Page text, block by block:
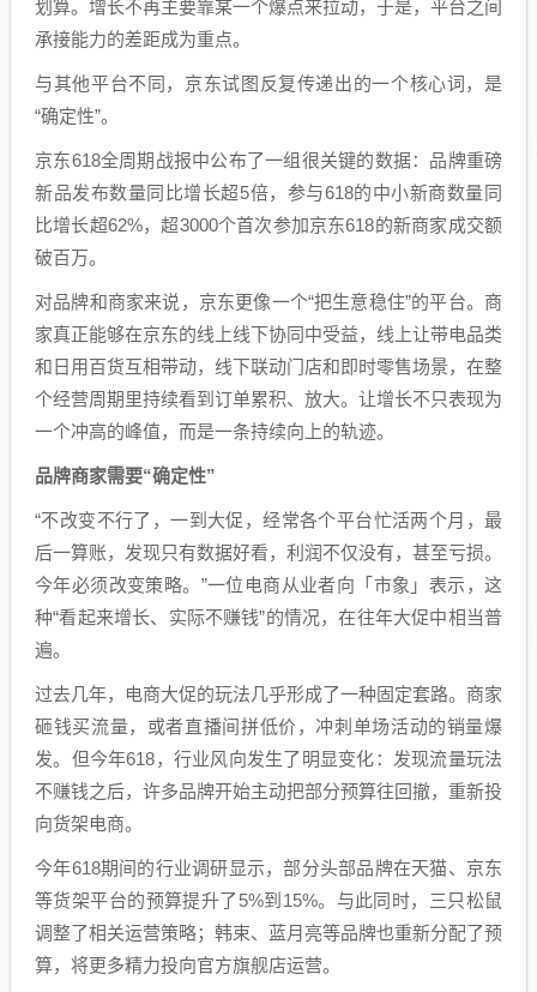
划算。增长不再主要靠某一个爆点来拉动，于是，平台之间
承接能力的差距成为重点。
与其他平台不同，京东试图反复传递出的一个核心词，是
“确定性”。
京东618全周期战报中公布了一组很关键的数据：品牌重磅
新品发布数量同比增长超5倍，参与618的中小新商数量同
比增长超62%，超3000个首次参加京东618的新商家成交额
破百万。
对品牌和商家来说，京东更像一个“把生意稳住”的平台。商
家真正能够在京东的线上线下协同中受益，线上让带电品类
和日用百货互相带动，线下联动门店和即时零售场景，在整
个经营周期里持续看到订单累积、放大。让增长不只表现为
一个冲高的峰值，而是一条持续向上的轨迹。
品牌商家需要“确定性”
“不改变不行了，一到大促，经常各个平台忙活两个月，最
后一算账，发现只有数据好看，利润不仅没有，甚至亏损。
今年必须改变策略。”一位电商从业者向「市象」表示，这
种“看起来增长、实际不赚钱”的情况，在往年大促中相当普
遍。
过去几年，电商大促的玩法几乎形成了一种固定套路。商家
砸钱买流量，或者直播间拼低价，冲刺单场活动的销量爆
发。但今年618，行业风向发生了明显变化：发现流量玩法
不赚钱之后，许多品牌开始主动把部分预算往回撤，重新投
向货架电商。
今年618期间的行业调研显示，部分头部品牌在天猫、京东
等货架平台的预算提升了5%到15%。与此同时，三只松鼠
调整了相关运营策略；韩束、蓝月亮等品牌也重新分配了预
算，将更多精力投向官方旗舰店运营。